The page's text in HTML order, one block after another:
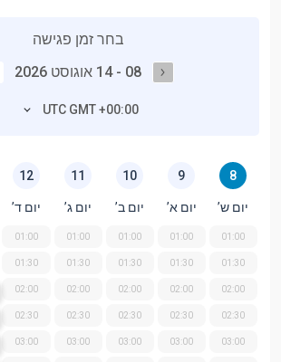
בחר זמן פגישה
08 - 14 אוגוסט 2026
UTC GMT +00:00
8
יום ש’
01:00
01:30
02:00
02:30
03:00
9
יום א’
01:00
01:30
02:00
02:30
03:00
10
יום ב’
01:00
01:30
02:00
02:30
03:00
11
יום ג’
01:00
01:30
02:00
02:30
03:00
12
יום ד’
01:00
01:30
02:00
02:30
03:00